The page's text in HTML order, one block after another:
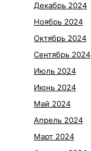
Декабрь 2024
Ноябрь 2024
Октябрь 2024
Сентябрь 2024
Июль 2024
Июнь 2024
Май 2024
Апрель 2024
Март 2024